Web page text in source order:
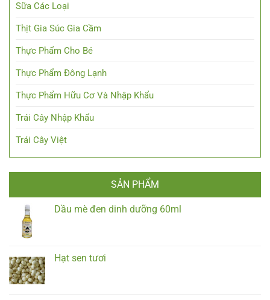
Sữa Các Loại
Thịt Gia Súc Gia Cầm
Thực Phẩm Cho Bé
Thực Phẩm Đông Lạnh
Thực Phẩm Hữu Cơ Và Nhập Khẩu
Trái Cây Nhập Khẩu
Trái Cây Việt
SẢN PHẨM
Dầu mè đen dinh dưỡng 60ml
Hạt sen tươi